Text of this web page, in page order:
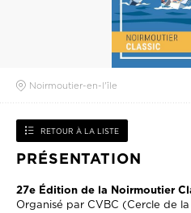
Noirmoutier-en-l'île
RETOUR À LA LISTE
PRÉSENTATION
27e Édition de la Noirmoutier
Organisé par CVBC (Cercle de